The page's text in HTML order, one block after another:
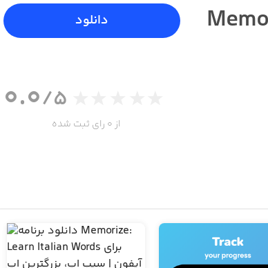
دانلود
0.0/5
از 0 رای ثبت شده